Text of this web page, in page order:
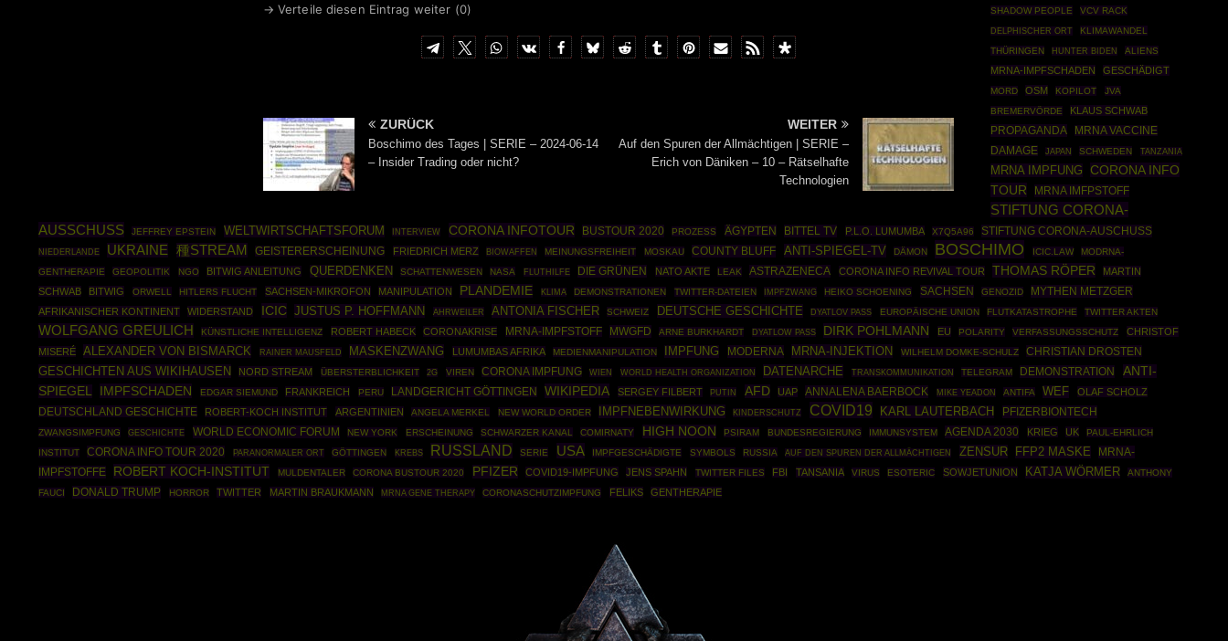
→ Verteile diesen Eintrag weiter (0)
ZURÜCK
Boschimo des Tages | SERIE – 2024-06-14
– Insider Trading oder nicht?
WEITER
Auf den Spuren der Allmächtigen | SERIE –
Erich von Däniken – 10 – Rätselhafte
Technologien
SHADOW PEOPLE VCV RACK
DELPHISCHER ORT
KLIMAWANDEL
THÜRINGEN
HUNTER BIDEN ALIENS
MRNA-IMPFSCHADEN GESCHÄDIGT
MORD OSM KOPILOT
JVA
BREMERVÖRDE
KLAUS SCHWAB
PROPAGANDA
MRNA VACCINE
DAMAGE
JAPAN SCHWEDEN TANZANIA
MRNA IMPFUNG
CORONA INFO
TOUR
MRNA IMFPSTOFF
STIFTUNG CORONA-
AUSSCHUSS
JEFFREY EPSTEIN WELTWIRTSCHAFTSFORUM INTERVIEW CORONA INFOTOUR BUSTOUR 2020 PROZESS ÄGYPTEN BITTEL TV P.L.O. LUMUMBA X7Q5A96 STIFTUNG CORONA-AUSCHUSS
NIEDERLANDE UKRAINE 種STREAM GEISTERERSCHEINUNG FRIEDRICH MERZ BIOWAFFEN MEINUNGSFREIHEIT MOSKAU COUNTY BLUFF ANTI-SPIEGEL-TV DÄMON BOSCHIMO ICIC.LAW
MODRNA-
GENTHERAPIE
GEOPOLITIK NGO BITWIG ANLEITUNG QUERDENKEN SCHATTENWESEN NASA FLUTHILFE DIE GRÜNEN NATO AKTE LEAK ASTRAZENECA CORONA INFO REVIVAL TOUR THOMAS RÖPER
MARTIN
SCHWAB
BITWIG ORWELL HITLERS FLUCHT SACHSEN-MIKROFON MANIPULATION PLANDEMIE KLIMA DEMONSTRATIONEN TWITTER-DATEIEN IMPFZWANG HEIKO SCHOENING SACHSEN GENOZID MYTHEN METZGER
AFRIKANISCHER KONTINENT WIDERSTAND ICIC JUSTUS P. HOFFMANN AHRWEILER ANTONIA FISCHER SCHWEIZ DEUTSCHE GESCHICHTE DYATLOV PASS EUROPÄISCHE UNION FLUTKATASTROPHE TWITTER AKTEN
WOLFGANG GREULICH KÜNSTLICHE INTELLIGENZ ROBERT HABECK CORONAKRISE MRNA-IMPFSTOFF MWGFD ARNE BURKHARDT DYATLOW PASS DIRK POHLMANN EU POLARITY VERFASSUNGSSCHUTZ
CHRISTOF
MISERÉ
ALEXANDER VON BISMARCK RAINER MAUSFELD MASKENZWANG LUMUMBAS AFRIKA MEDIENMANIPULATION IMPFUNG MODERNA MRNA-INJEKTION WILHELM DOMKE-SCHULZ CHRISTIAN DROSTEN
GESCHICHTEN AUS WIKIHAUSEN NORD STREAM ÜBERSTERBLICHKEIT 2G VIREN CORONA IMPFUNG WIEN WORLD HEALTH ORGANIZATION DATENARCHE TRANSKOMMUNIKATION TELEGRAM DEMONSTRATION
ANTI-
SPIEGEL IMPFSCHADEN EDGAR SIEMUND FRANKREICH PERU LANDGERICHT GÖTTINGEN WIKIPEDIA SERGEY FILBERT PUTIN AFD UAP ANNALENA BAERBOCK MIKE YEADON ANTIFA WEF OLAF SCHOLZ
DEUTSCHLAND GESCHICHTE ROBERT-KOCH INSTITUT ARGENTINIEN ANGELA MERKEL NEW WORLD ORDER IMPFNEBENWIRKUNG KINDERSCHUTZ COVID19 KARL LAUTERBACH PFIZERBIONTECH
ZWANGSIMPFUNG GESCHICHTE WORLD ECONOMIC FORUM NEW YORK ERSCHEINUNG SCHWARZER KANAL COMIRNATY HIGH NOON PSIRAM BUNDESREGIERUNG IMMUNSYSTEM AGENDA 2030 KRIEG UK
PAUL-EHRLICH
INSTITUT
CORONA INFO TOUR 2020 PARANORMALER ORT GÖTTINGEN KREBS RUSSLAND SERIE USA IMPFGESCHÄDIGTE SYMBOLS RUSSIA AUF DEN SPUREN DER ALLMÄCHTIGEN ZENSUR FFP2 MASKE
MRNA-
IMPFSTOFFE
ROBERT KOCH-INSTITUT MULDENTALER CORONA BUSTOUR 2020 PFIZER COVID19-IMPFUNG JENS SPAHN TWITTER FILES FBI TANSANIA VIRUS ESOTERIC SOWJETUNION KATJA WÖRMER
ANTHONY
FAUCI
DONALD TRUMP HORROR TWITTER MARTIN BRAUKMANN MRNA GENE THERAPY CORONASCHUTZIMPFUNG FELIKS GENTHERAPIE